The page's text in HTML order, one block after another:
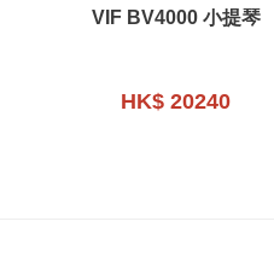
VIF BV4000 小提琴
HK$ 20240